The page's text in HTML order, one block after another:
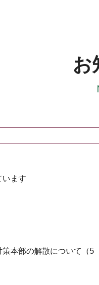
お
います
本部の解散について（5